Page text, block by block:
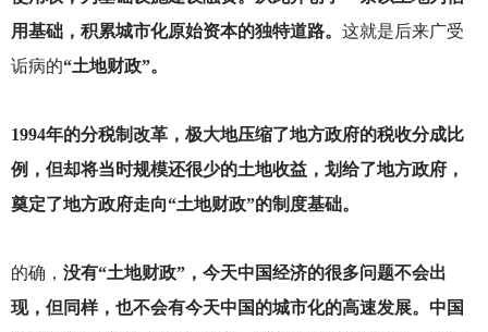
用基础，积累城市化原始资本的独特道路。 这就是后来广受
诟病的“土地财政”。
1994年的分税制改革，极大地压缩了地方政府的税收分成比
例，但却将当时规模还很少的土地收益，划给了地方政府，
奠定了地方政府走向“土地财政”的制度基础。
的确， 没有“土地财政”，今天中国经济的很多问题不会出
现，但同样，也不会有今天中国的城市化的高速发展。中国